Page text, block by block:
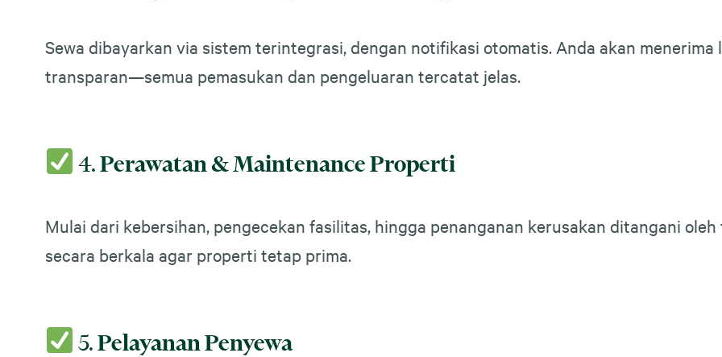
Sewa dibayarkan via sistem terintegrasi, dengan notifikasi otomatis. Anda akan
transparan—semua pemasukan dan pengeluaran tercatat jelas.
4.Perawatan & Maintenance Properti
Mulai dari kebersihan, pengecekan fasilitas, hingga penanganan kerusakan ditangani
secara berkala agar properti tetap prima.
5.Pelayanan Penyewa